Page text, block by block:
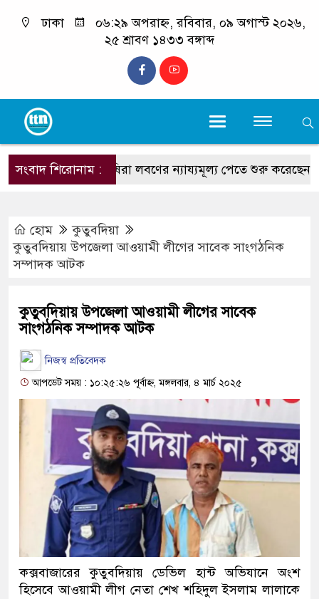
ঢাকা
০৬:২৯ অপরাহ্ন, রবিবার, ০৯ অগাস্ট ২০২৬,
২৫ শ্রাবণ ১৪৩৩ বঙ্গাব্দ
সংবাদ শিরোনাম :চাষিরা লবণের ন্যায্যমূল্য পেতে শুরু করেছেন :
হোম
কুতুবদিয়া
কুতুবদিয়ায় উপজেলা আওয়ামী লীগের সাবেক সাংগঠনিক
সম্পাদক আটক
কুতুবদিয়ায় উপজেলা আওয়ামী লীগের সাবেক
সাংগঠনিক সম্পাদক আটক
নিজস্ব প্রতিবেদক
আপডেট সময় : ১০:২৫:২৬ পূর্বাহ্ন, মঙ্গলবার, ৪ মার্চ ২০২৫
কক্সবাজারের কুতুবদিয়ায় ডেভিল হান্ট অভিযানে অংশ
হিসেবে আওয়ামী লীগ নেতা শেখ শহিদুল ইসলাম লালাকে